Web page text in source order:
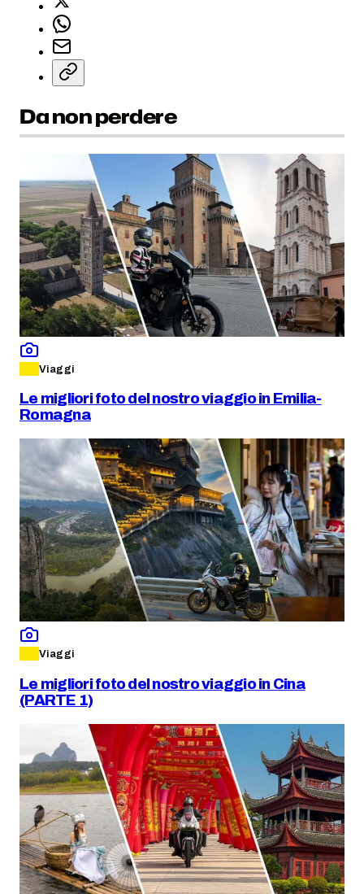
Da non perdere
Viaggi
Le migliori foto del nostro viaggio in Emilia-
Romagna
Viaggi
Le migliori foto del nostro viaggio in Cina
(PARTE 1)